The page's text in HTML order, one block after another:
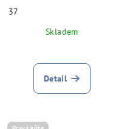
37
Skladem
Detail